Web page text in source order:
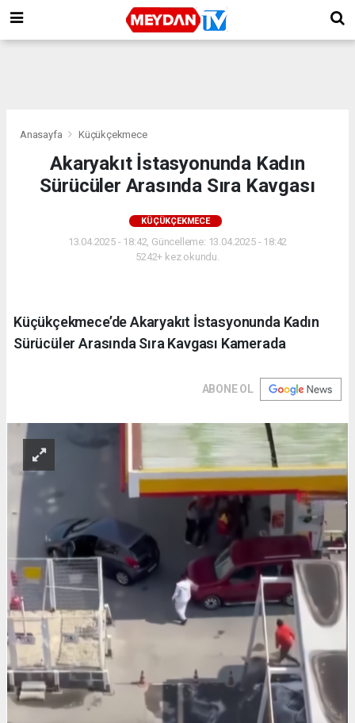
Anasayfa Küçükçekmece
Akaryakıt İstasyonunda Kadın
Sürücüler Arasında Sıra Kavgası
KÜÇÜKÇEKMECE
13.04.2025 - 18:42, Güncelleme: 13.04.2025 - 18:42
5242+ kez okundu.
Küçükçekmece’de Akaryakıt İstasyonunda Kadın
Sürücüler Arasında Sıra Kavgası Kamerada
ABONE OL